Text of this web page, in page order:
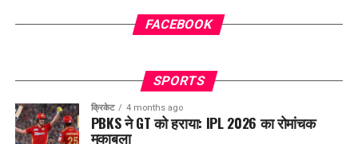
FACEBOOK
SPORTS
क्रिकेट 4 months ago
PBKS ने GT को हराया: IPL 2026 का रोमांचक
मुकाबला